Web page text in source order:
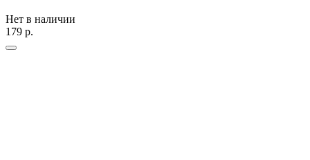
Нет в наличии
179 р.